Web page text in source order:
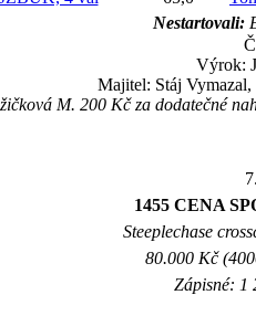
Nestartovali:
Výrok:
Majitel: Stáj Vymazal,
M. 200 Kč za dodatečné
1455 CENA
Steeplechase
80.000 Kč
Zápisné: 1